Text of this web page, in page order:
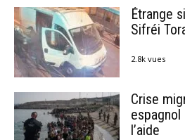
Étrange
Sifréi
2.8k vues
Crise
espagnol
l’aide